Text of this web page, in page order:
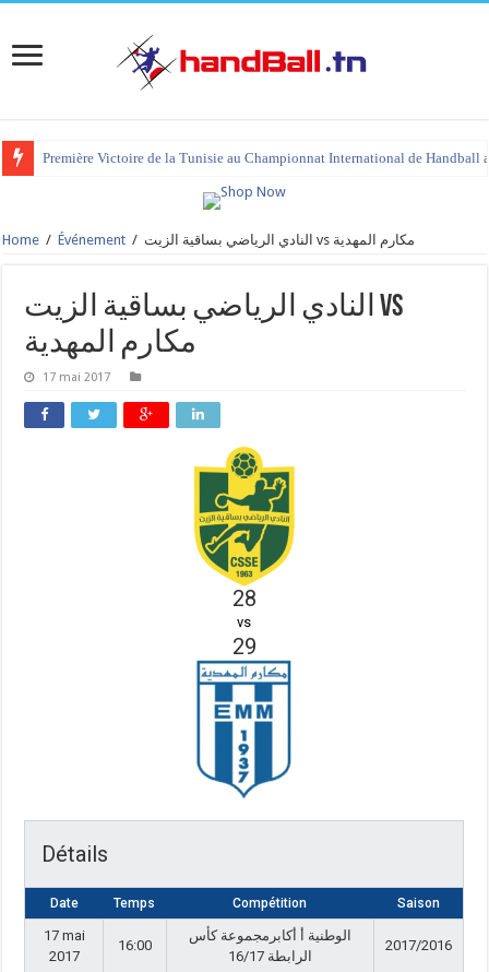
Première Victoire de la Tunisie au Championnat International de Handball
Home / Événement / النادي الرياضي بساقية الزيت vs مكارم المهدية
النادي الرياضي بساقية الزيت vs
مكارم المهدية
17 mai 2017
28
vs
29
Détails
Date Temps Compétition Saison
17 mai
2017
16:00
الوطنية أ أكابرمجموعة كأس
الرابطة 16/17
2017/2016